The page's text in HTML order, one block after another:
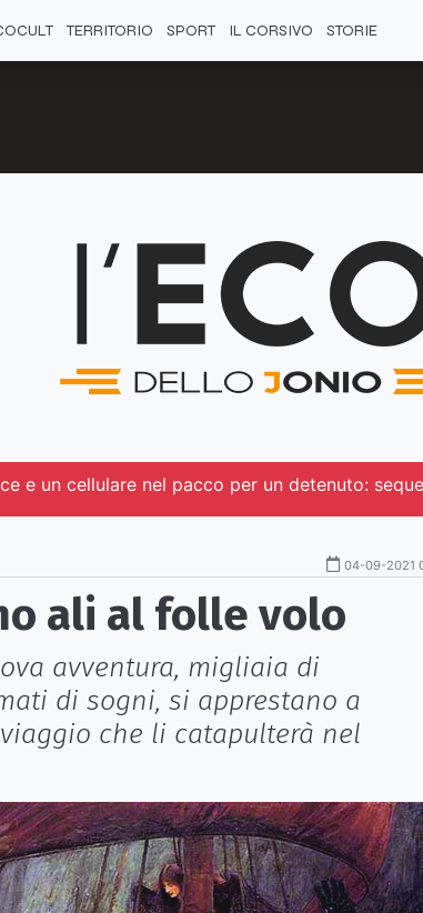
TERRITORIO SPORT IL CORSIVO STORIE
e un cellulare nel pacco per un detenuto:
04-09-2021
ali al folle volo
avventura, migliaia di
di sogni, si apprestano a
che li catapulterà nel